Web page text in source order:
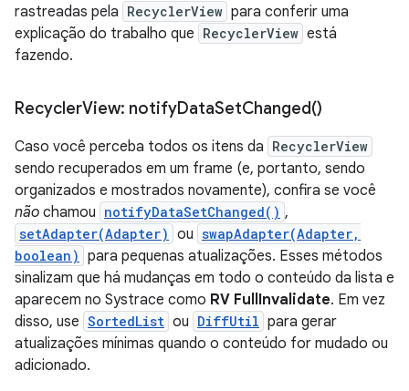
rastreadas pela RecyclerView para conferir uma
explicação do trabalho que RecyclerView está
fazendo.
RecyclerView: notifyDataSetChanged()
Caso você perceba todos os itens da RecyclerView
sendo recuperados em um frame (e, portanto, sendo
organizados e mostrados novamente), confira se você
não chamou notifyDataSetChanged() ,
setAdapter(Adapter) ou swapAdapter(Adapter,
boolean) para pequenas atualizações. Esses métodos
sinalizam que há mudanças em todo o conteúdo da lista e
aparecem no Systrace como RV FullInvalidate. Em vez
disso, use SortedList ou DiffUtil para gerar
atualizações mínimas quando o conteúdo for mudado ou
adicionado.